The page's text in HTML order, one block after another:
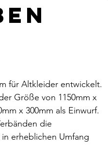
für Altkleider entwickelt.
Größe von 1150mm x
x 300mm als Einwurf.
die
erheblichen Umfang